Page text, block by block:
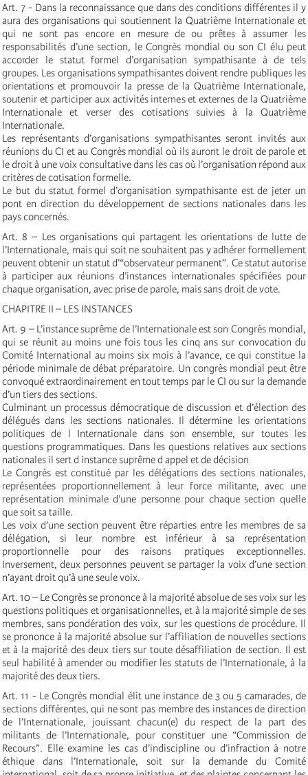
Art. 7 - Dans la reconnaissance que dans des conditions différentes il y
aura des organisations qui soutiennent la Quatrième Internationale et
qui ne sont pas encore en mesure de ou prêtes à assumer les
responsabilités d’une section, le Congrès mondial ou son CI élu peut
accorder le statut formel d’organisation sympathisante à de tels
groupes. Les organisations sympathisantes doivent rendre publiques les
orientations et promouvoir la presse de la Quatrième Internationale,
soutenir et participer aux activités internes et externes de la Quatrième
Internationale et verser des cotisations suivies à la Quatrième
Internationale.
Les représentants d’organisations sympathisantes seront invités aux
réunions du CI et au Congrès mondial où ils auront le droit de parole et
le droit à une voix consultative dans les cas où l’organisation répond aux
critères de cotisation formelle.
Le but du statut formel d’organisation sympathisante est de jeter un
pont en direction du développement de sections nationales dans les
pays concernés.
Art. 8 – Les organisations qui partagent les orientations de lutte de
l’Internationale, mais qui soit ne souhaitent pas y adhérer formellement
peuvent obtenir un statut d’“observateur permanent”. Ce statut autorise
à participer aux réunions d’instances internationales spécifiées pour
chaque organisation, avec prise de parole, mais sans droit de vote.
CHAPITRE II – LES INSTANCES
Art. 9 – L’instance suprême de l’Internationale est son Congrès mondial,
qui se réunit au moins une fois tous les cinq ans sur convocation du
Comité International au moins six mois à l’avance, ce qui constitue la
période minimale de débat préparatoire. Un congrès mondial peut être
convoqué extraordinairement en tout temps par le CI ou sur la demande
d’un tiers des sections.
Culminant un processus démocratique de discussion et d’élection des
délégués dans les sections nationales. Il détermine les orientations
politiques de l Internationale dans son ensemble, sur toutes les
questions programmatiques. Dans les questions relatives aux sections
nationales il sert d instance suprême d appel et de décision
Le Congrès est constitué par les délégations des sections nationales,
représentées proportionnellement à leur force militante, avec une
représentation minimale d’une personne pour chaque section quelle
que soit sa taille.
Les voix d’une section peuvent être réparties entre les membres de sa
délégation, si leur nombre est inférieur à sa représentation
proportionnelle pour des raisons pratiques exceptionnelles.
Inversement, deux personnes peuvent se partager la voix d’une section
n’ayant droit qu’à une seule voix.
Art. 10 – Le Congrès se prononce à la majorité absolue de ses voix sur les
questions politiques et organisationnelles, et à la majorité simple de ses
membres, sans pondération des voix, sur les questions de procédure. Il
se prononce à la majorité absolue sur l’affiliation de nouvelles sections
et à la majorité des deux tiers sur toute désaffiliation de section. Il est
seul habilité à amender ou modifier les statuts de l’Internationale, à la
majorité des deux tiers.
Art. 11 - Le Congrès mondial élit une instance de 3 ou 5 camarades, de
sections différentes, qui ne sont pas membre des instances de direction
de l’Internationale, jouissant chacun(e) du respect de la part des
militants de l’Internationale, pour constituer une “Commission de
Recours”. Elle examine les cas d’indiscipline ou d’infraction à notre
éthique dans l’Internationale, soit sur la demande du Comité